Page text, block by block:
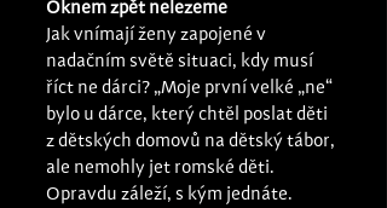
Oknem zpět nelezeme
Jak vnímají ženy zapojené v
nadačním světě situaci, kdy musí
říct ne dárci? „Moje první velké „ne“
bylo u dárce, který chtěl poslat děti
z dětských domovů na dětský tábor,
ale nemohly jet romské děti.
Opravdu záleží, s kým jednáte.